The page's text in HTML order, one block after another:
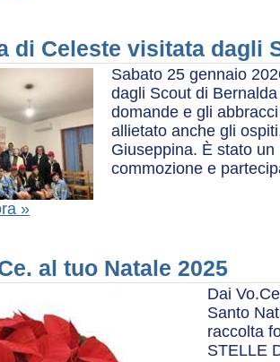
di Celeste visitata dagli
Sabato 25 gennaio
dagli Scout di
domande e gli
allietato anche gli
Giuseppina. È stato
commozione e
»
al tuo Natale 2025
Dai
Santo
raccolta
STELLE